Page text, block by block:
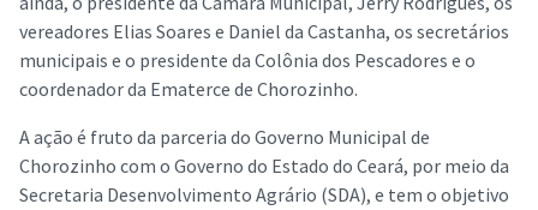
vereadores Elias Soares e Daniel da Castanha, os secretários
municipais e o presidente da Colônia dos Pescadores e o
coordenador da Ematerce de Chorozinho.
A ação é fruto da parceria do Governo Municipal de
Chorozinho com o Governo do Estado do Ceará, por meio da
Secretaria Desenvolvimento Agrário (SDA), e tem o objetivo